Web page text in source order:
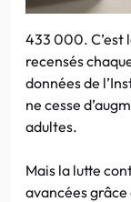
433 000. C’est
recensés
données de
ne cesse
adultes.
Mais la lutte
avancées grâce